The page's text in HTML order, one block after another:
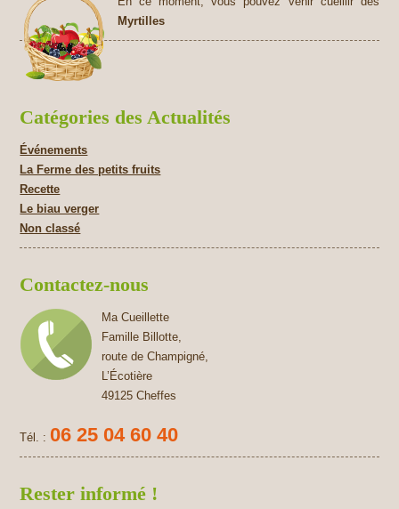
Myrtilles
Catégories des Actualités
Événements
La Ferme des petits fruits
Recette
Le biau verger
Non classé
Contactez-nous
Ma Cueillette
Famille Billotte,
route de Champigné,
L’Écotière
49125 Cheffes
Tél. : 06 25 04 60 40
Rester informé !